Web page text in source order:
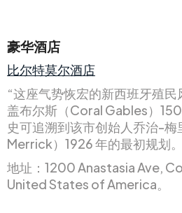
豪华酒店
比尔特莫尔酒店
“这座气势恢宏的新西班牙殖
盖布尔斯（Coral Gables）
史可追溯到该市创始人乔治-
Merrick）1926 年的最初规划
地址：1200 Anastasia Ave,
United States of America。